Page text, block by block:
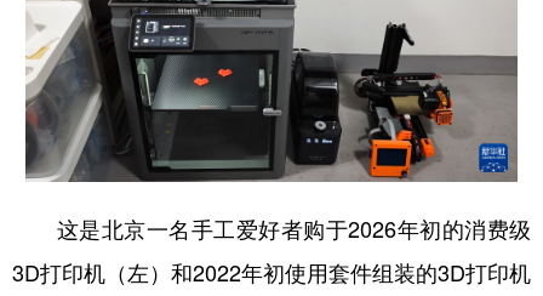
这是北京一名手工爱好者购于2026年初的消费级
3D打印机（左）和2022年初使用套件组装的3D打印机